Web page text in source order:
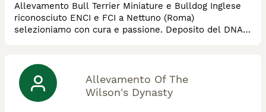
Allevamento Bull Terrier Miniature e Bulldog Inglese
riconosciuto ENCI e FCI a Nettuno (Roma)
selezioniamo con cura e passione. Deposito del DNA
Allevamento Of The
Wilson's Dynasty